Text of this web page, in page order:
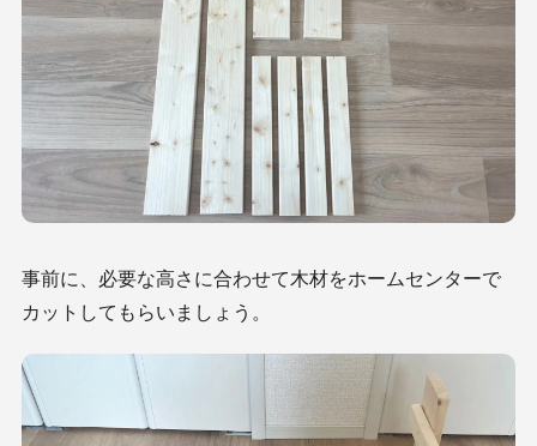
事前に、必要な高さに合わせて木材をホームセンターで
カットしてもらいましょう。